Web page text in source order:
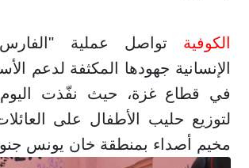
الكوفية
الإنسانية جهودها المكثفة لدعم
في قطاع غزة، حيث نفّذت اليوم
لتوزيع حليب الأطفال على
مخيم أصداء بمنطقة خان يونس